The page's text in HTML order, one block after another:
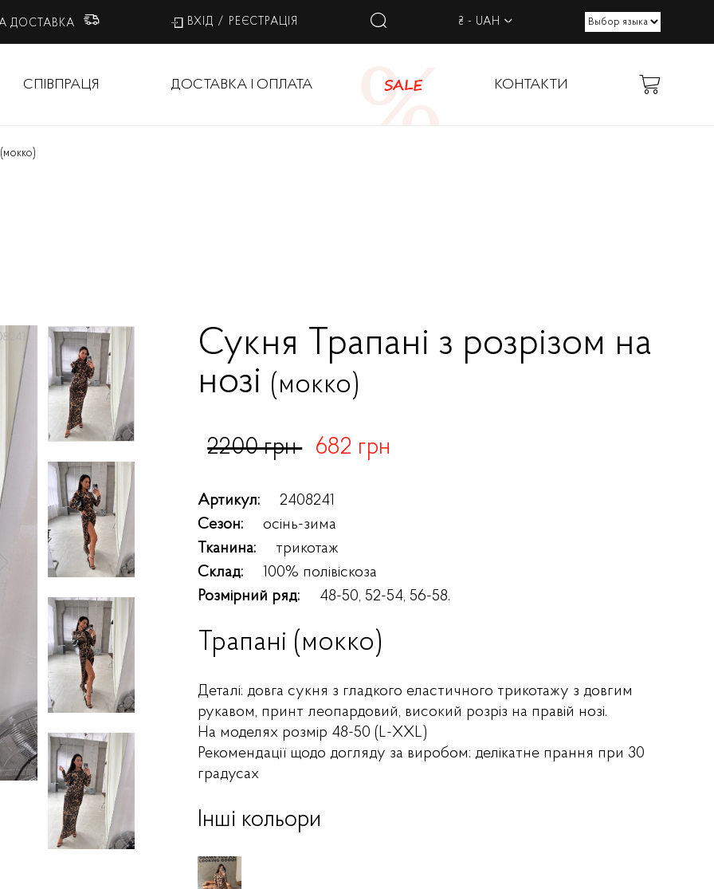
ДОСТАВКА ВХІД / РЕЄСТРАЦІЯ ₴ - UAH
СПІВПРАЦЯ ДОСТАВКА І ОПЛАТА SALE КОНТАКТИ
(мокко)
Сукня Трапані з розрізом на
нозі (мокко)
2200 грн 682 грн
Артикул:
2408241
Сезон:
осінь-зима
Тканина:
трикотаж
Склад:
100% полівіскоза
Розмірний ряд:
48-50, 52-54, 56-58.
Трапані (мокко)
Деталі: довга сукня з гладкого еластичного трикотажу з довгим
рукавом, принт леопардовий, високий розріз на правій нозі.
На моделях розмір 48-50 (L-XXL)
Рекомендації щодо догляду за виробом: делікатне прання при 30
градусах
Інші кольори